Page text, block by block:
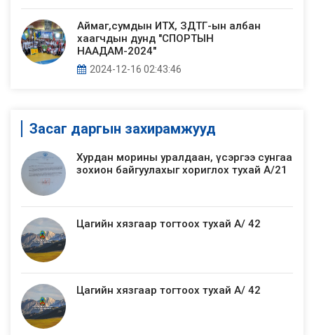
Аймаг,сумдын ИТХ, ЗДТГ-ын албан
хаагчдын дунд "СПОРТЫН
НААДАМ-2024"
2024-12-16 02:43:46
Засаг даргын захирамжууд
Хурдан морины уралдаан, үсэргээ сунгаа
зохион байгуулахыг хориглох тухай А/21
Цагийн хязгаар тогтоох тухай А/ 42
Цагийн хязгаар тогтоох тухай А/ 42